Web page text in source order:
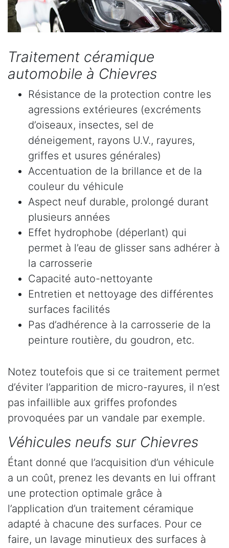
Traitement céramique
automobile à Chievres
Résistance de la protection contre les
agressions extérieures (excréments
d’oiseaux, insectes, sel de
déneigement, rayons U.V., rayures,
griffes et usures générales)
Accentuation de la brillance et de la
couleur du véhicule
Aspect neuf durable, prolongé durant
plusieurs années
Effet hydrophobe (déperlant) qui
permet à l’eau de glisser sans adhérer à
la carrosserie
Capacité auto-nettoyante
Entretien et nettoyage des différentes
surfaces facilités
Pas d’adhérence à la carrosserie de la
peinture routière, du goudron, etc.
Notez toutefois que si ce traitement permet
d’éviter l’apparition de micro-rayures, il n’est
pas infaillible aux griffes profondes
provoquées par un vandale par exemple.
Véhicules neufs sur Chievres
Étant donné que l’acquisition d’un véhicule
a un coût, prenez les devants en lui offrant
une protection optimale grâce à
l’application d’un traitement céramique
adapté à chacune des surfaces. Pour ce
faire, un lavage minutieux des surfaces à